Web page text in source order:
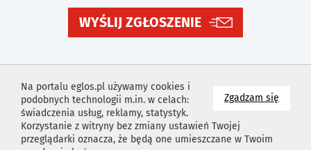
Zgadzam się
Na portalu eglos.pl używamy cookies i
podobnych technologii m.in. w celach:
świadczenia usług, reklamy, statystyk.
Korzystanie z witryny bez zmiany ustawień Twojej
przeglądarki oznacza, że będą one umieszczane w Twoim
WYŚLIJ ZGŁOSZENIE